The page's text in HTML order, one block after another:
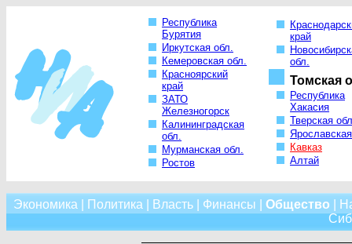
Республика
Бурятия
Иркутская обл.
Кемеровская обл.
Красноярский
край
ЗАТО
Железногорск
Калининградская
обл.
Мурманская обл.
Ростов
край
обл.
Томская
Республика
Хакасия
Тверская
Кавказ
Алтай
Экономика Политика Власть| Финансы Общество